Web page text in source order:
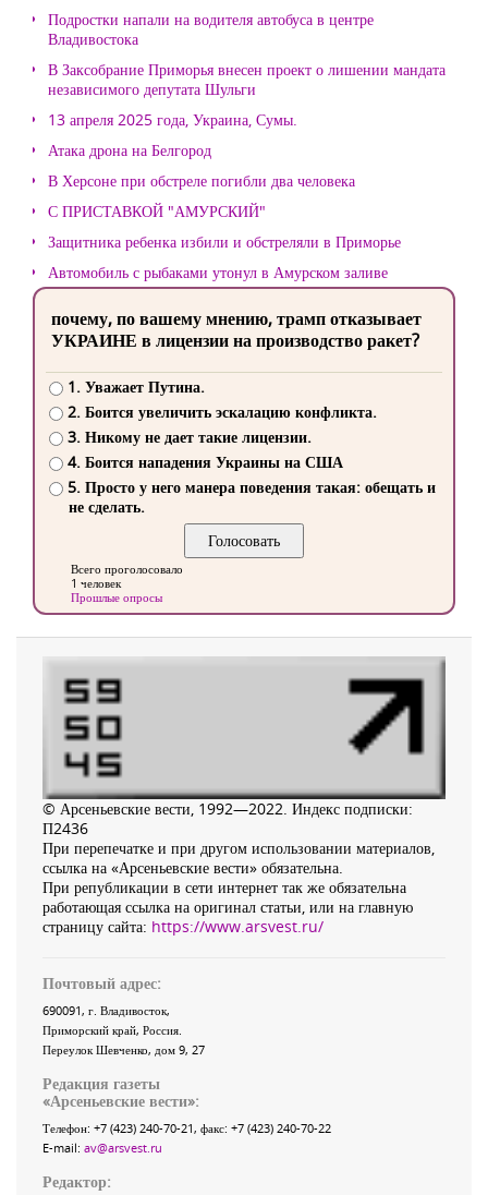
Подростки напали на водителя автобуса в центре
Владивостока
В Заксобрание Приморья внесен проект о лишении мандата
независимого депутата Шульги
13 апреля 2025 года, Украина, Сумы.
Атака дрона на Белгород
В Херсоне при обстреле погибли два человека
С ПРИСТАВКОЙ "АМУРСКИЙ"
Защитника ребенка избили и обстреляли в Приморье
Автомобиль с рыбаками утонул в Амурском заливе
почему, по вашему мнению, трамп отказывает
УКРАИНЕ в лицензии на производство ракет?
1. Уважает Путина.
2. Боится увеличить эскалацию конфликта.
3. Никому не дает такие лицензии.
4. Боится нападения Украины на США
5. Просто у него манера поведения такая: обещать и
не сделать.
Всего проголосовало
1 человек
Прошлые опросы
© Арсеньевские вести, 1992—2022. Индекс подписки:
П2436
При перепечатке и при другом использовании материалов,
ссылка на «Арсеньевские вести» обязательна.
При републикации в сети интернет так же обязательна
работающая ссылка на оригинал статьи, или на главную
страницу сайта: https://www.arsvest.ru/
Почтовый адрес:
690091, г. Владивосток,
Приморский край, Россия
Переулок Шевченко, дом 9, 27
Редакция газеты
«Арсеньевские вести»:
Телефон: +7 (423) 240-70-21, факс: +7 (423) 240-70-22
E-mail: av@arsvest.ru
Редактор: